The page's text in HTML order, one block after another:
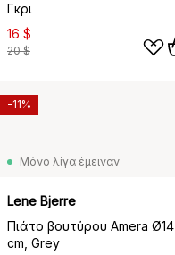
Γκρι
16 $
20 $
Μόνο λίγα έμειναν
Lene Bjerre
Πιάτο βουτύρου Amera Ø14
cm, Grey
-11%